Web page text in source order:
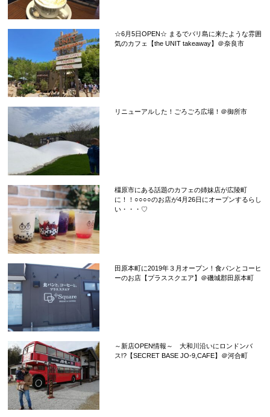
☆6月5日OPEN☆ まるでバリ島に来たような雰囲
気のカフェ【the UNIT takeaway】＠奈良市
リニューアルした！ごろごろ広場！＠御所市
橿原市にある話題のカフェの姉妹店が広陵町
に！！○○○○のお店が4月26日にオープンするらし
い・・・♡
田原本町に2019年３月オープン！食パンとコーヒ
ーのお店【プラススクエア】＠磯城郡田原本町
～新店OPEN情報～ 大和川沿いにロンドンバ
ス!?【SECRET BASE JO-9,CAFE】＠河合町